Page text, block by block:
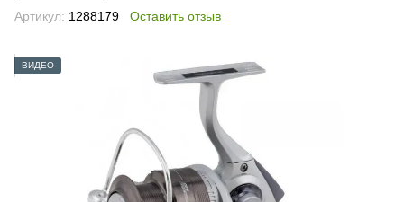
Артикул: 1288179 Оставить отзыв
ВИДЕО